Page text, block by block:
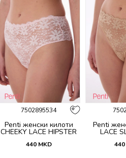
7502895534
Penti женски килоти
CHEEKY LACE HIPSTER
440 MKD
Penti
LACE
440